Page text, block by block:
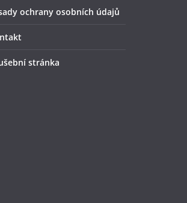
ochrany osobních údajů
stránka